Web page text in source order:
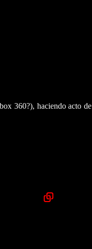
360?), haciendo acto de